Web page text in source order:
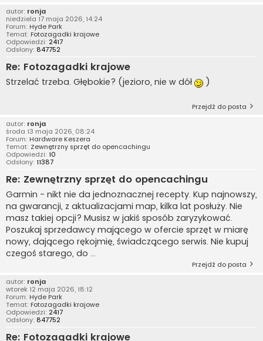
autor: ronja
niedziela 17 maja 2026, 14:24
Forum: Hyde Park
Temat: Fotozagadki krajowe
Odpowiedzi: 2417
Odsłony: 847752
Re: Fotozagadki krajowe
Strzelać trzeba. Głębokie? (jezioro, nie w dół )
Przejdź do posta
autor: ronja
środa 13 maja 2026, 08:24
Forum: Hardware Keszera
Temat: Zewnętrzny sprzęt do opencachingu
Odpowiedzi: 10
Odsłony: 11387
Re: Zewnętrzny sprzęt do opencachingu
Garmin - nikt nie da jednoznacznej recepty. Kup najnowszy,
na gwarancji, z aktualizacjami map, kilka lat posłuży. Nie
masz takiej opcji? Musisz w jakiś sposób zaryzykować.
Poszukaj sprzedawcy mającego w ofercie sprzęt w miarę
nowy, dającego rękojmię, świadczącego serwis. Nie kupuj
czegoś starego, do ...
Przejdź do posta
autor: ronja
wtorek 12 maja 2026, 18:12
Forum: Hyde Park
Temat: Fotozagadki krajowe
Odpowiedzi: 2417
Odsłony: 847752
Re: Fotozagadki krajowe